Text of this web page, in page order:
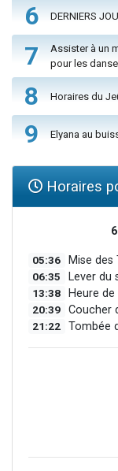
6 DERNIERS
7
Assister à un
pour les
8 Horaires du
9 Elyana au
Horaires
05:36 Mise des
06:35 Lever du
13:38 Heure
20:39 Coucher
21:22 Tombée